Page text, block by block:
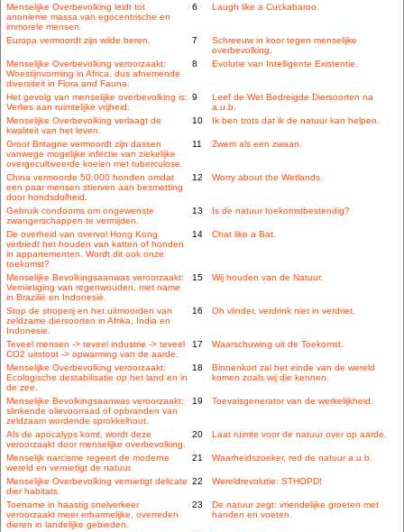
Menselijke Overbevolking leidt tot
anonieme massa van egocentrische en
immorele mensen.
6 Laugh like a Cuckabaroo.
Europa vermoordt zijn wilde beren. 7
Schreeuw in koor tegen menselijke
overbevolking.
Menselijke Overbevolking veroorzaakt:
Woestijnvorming in Africa, dus afnemende
diversiteit in Flora and Fauna.
8 Evolutie van Intelligente Existentie.
Het gevolg van menselijke overbevolking is:
Verlies aan ruimtelijke vrijheid.
9
Leef de Wet Bedreigde Diersoorten na
a.u.b.
Menselijke Overbevolking verlaagt de
kwaliteit van het leven.
10 Ik ben trots dat ik de natuur kan helpen.
Groot Britagne vermoordt zijn dassen
vanwege mogelijke infectie van ziekelijke
overgecultiveerde koeien met tuberculose.
11 Zwem als een zwaan.
China vermoorde 50.000 honden omdat
een paar mensen stierven aan besmetting
door hondsdolheid.
12 Worry about the Wetlands.
Gebruik condooms om ongewenste
zwangerschappen te vermijden.
13 Is de natuur toekomstbestendig?
De overheid van overvol Hong Kong
verbiedt het houden van katten of honden
in appartementen. Wordt dit ook onze
toekomst?
14 Chat like a Bat.
Menselijke Bevolkingsaanwas veroorzaakt:
Vernietiging van regenwouden, met name
in Brazilië en Indonesië.
15 Wij houden van de Natuur.
Stop de stroperij en het uitmoorden van
zeldzame diersoorten in Afrika, India en
Indonesie.
16 Oh vlinder, verdrink niet in verdriet.
Teveel mensen -> teveel industrie -> teveel
CO2 uitstoot -> opwarming van de aarde.
17 Waarschuwing uit de Toekomst.
Menselijke Overbevolking veroorzaakt:
Ecologische destabilisatie op het land en in
de zee.
18
Binnenkort zal het einde van de wereld
komen zoals wij die kennen.
Menselijke Bevolkingsaanwas veroorzaakt:
slinkende olievoorraad of opbranden van
zeldzaam wordende sprokkelhout.
19 Toevalsgenerator van de werkelijkheid.
Als de apocalyps komt, wordt deze
veroorzaakt door menselijke overbevolking.
20 Laat ruimte voor de natuur over op aarde.
Menselijk narcisme regeert de moderne
wereld en vernietigt de natuur.
21 Waarheidszoeker, red de natuur a.u.b.
Menselijke Overbevolking vernietigt delicate
dier habitats.
22 Wereldrevolutie: STHOPD!
Toename in haastig snelverkeer
veroorzaakt meer erbarmelijke, overreden
dieren in landelijke gebieden.
23
De natuur zegt: vriendelijke groeten met
handen en voeten.